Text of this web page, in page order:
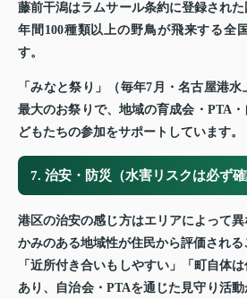
藤前干潟はラムサール条約に登録された
年間100種類以上の野鳥が飛来する全
す。
「みなと祭り」（毎年7月・名古屋港
最大のお祭りで、地域の育成会・PTA
どもたちの参加をサポートしています。
7. 治安・防災（水害リスクは必ず確
港区の治安の感じ方はエリアによって
かみのある地域性が住民から評価される
「近所付き合いもしやすい」「町自体
あり、自治会・PTAを通じた見守り活